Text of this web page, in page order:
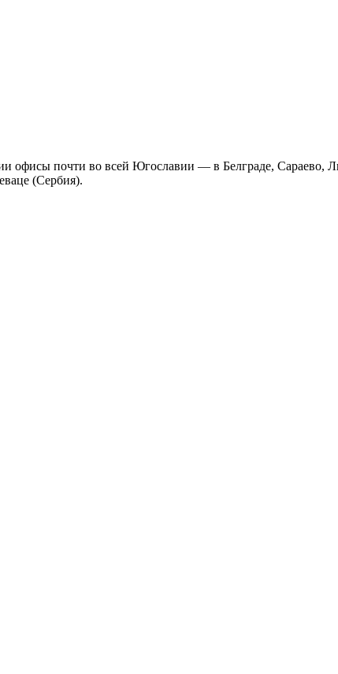
офисы почти во всей Югославии — в Белграде, Сараево,
(Сербия).